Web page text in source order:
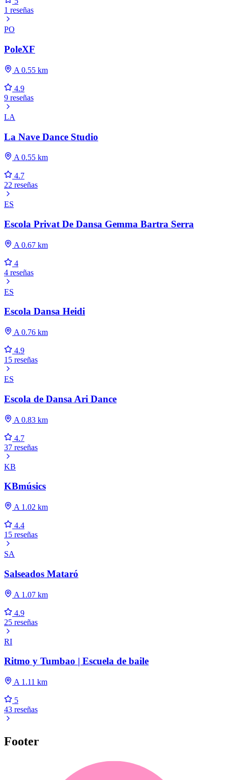
1 reseñas
PO
PoleXF
A 0.55 km
4.9
9 reseñas
LA
La Nave Dance Studio
A 0.55 km
4.7
22 reseñas
ES
Escola Privat De Dansa Gemma Bartra Serra
A 0.67 km
4
4 reseñas
ES
Escola Dansa Heidi
A 0.76 km
4.9
15 reseñas
ES
Escola de Dansa Ari Dance
A 0.83 km
4.7
37 reseñas
KB
KBmúsics
A 1.02 km
4.4
15 reseñas
SA
Salseados Mataró
A 1.07 km
4.9
25 reseñas
RI
Ritmo y Tumbao | Escuela de baile
A 1.11 km
5
43 reseñas
Footer